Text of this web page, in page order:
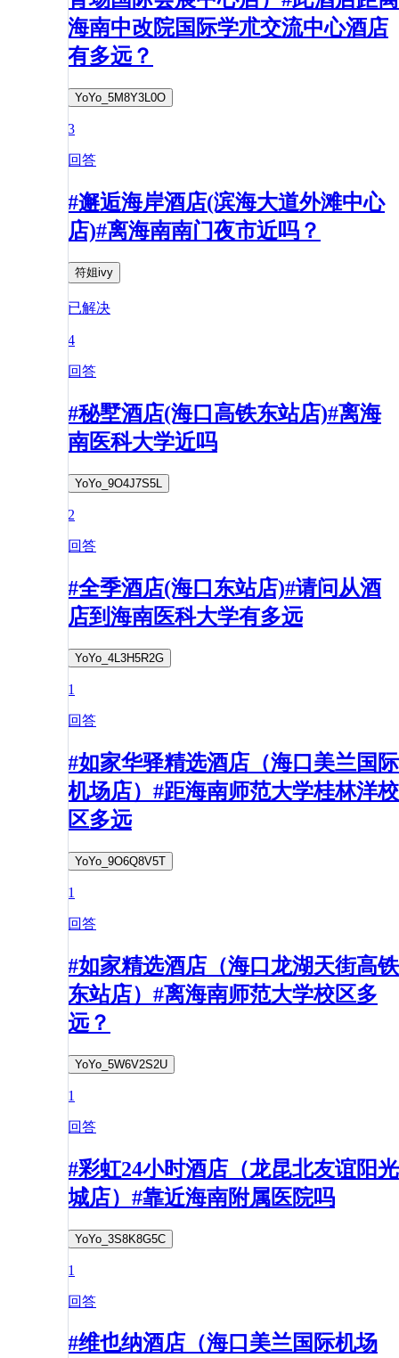
海南中改院国际学朮交流中心酒店
有多远？
YoYo_5M8Y3L0O
3
回答
#邂逅海岸酒店(滨海大道外滩中心
店)#离海南南门夜市近吗？
符姐ivy
已解决
4
回答
#秘墅酒店(海口高铁东站店)#离海
南医科大学近吗
YoYo_9O4J7S5L
2
回答
#全季酒店(海口东站店)#请问从酒
店到海南医科大学有多远
YoYo_4L3H5R2G
1
回答
#如家华驿精选酒店（海口美兰国际
机场店）#距海南师范大学桂林洋校
区多远
YoYo_9O6Q8V5T
1
回答
#如家精选酒店（海口龙湖天街高铁
东站店）#离海南师范大学校区多
远？
YoYo_5W6V2S2U
1
回答
#彩虹24小时酒店（龙昆北友谊阳光
城店）#靠近海南附属医院吗
YoYo_3S8K8G5C
1
回答
#维也纳酒店（海口美兰国际机场